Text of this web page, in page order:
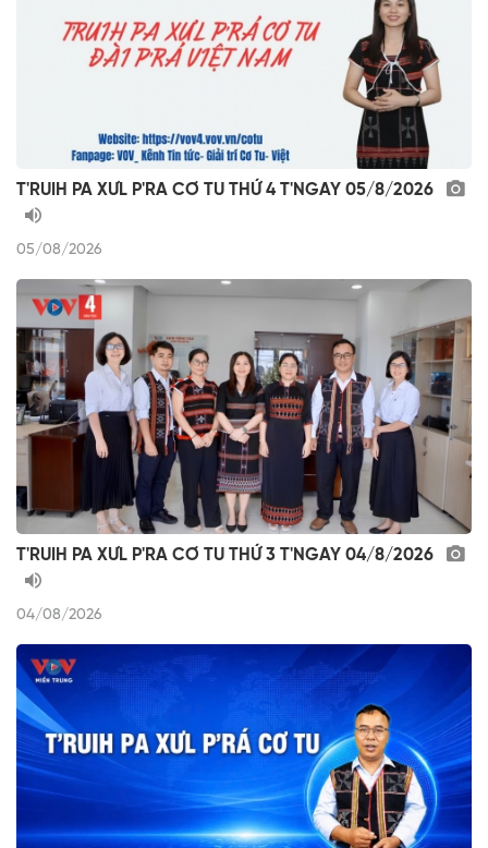
T'RUIH PA XƯL P'RA CƠ TU THỨ 4 T'NGAY 05/8/2026
05/08/2026
T'RUIH PA XƯL P'RA CƠ TU THỨ 3 T'NGAY 04/8/2026
04/08/2026